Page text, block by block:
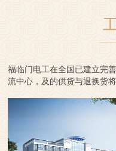
福临门电工在全国已建立完
流中心，及的供货与退换货